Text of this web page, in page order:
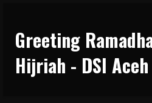
Greeting
Hijriah - DSI Aceh